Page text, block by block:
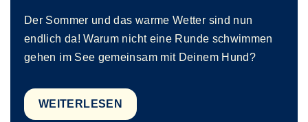
Der Sommer und das warme Wetter sind nun
endlich da! Warum nicht eine Runde schwimmen
gehen im See gemeinsam mit Deinem Hund?
WEITERLESEN